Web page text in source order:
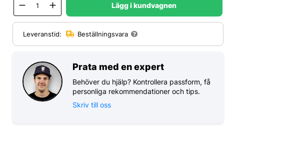
Lägg i kundvagnen
Leveranstid: Beställningsvara
Prata med en expert
Behöver du hjälp? Kontrollera passform, få
personliga rekommendationer och tips.
Skriv till oss